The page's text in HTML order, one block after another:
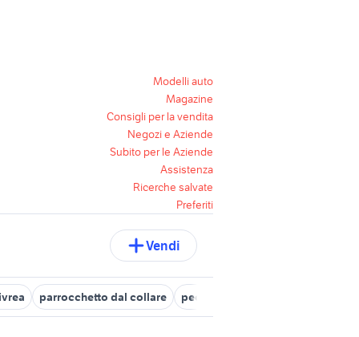
Modelli auto
Magazine
Consigli per la vendita
Negozi e Aziende
Subito per le Aziende
Assistenza
Ricerche salvate
Preferiti
Vendi
parrocchetto dal collare pecore in vendita sardegna